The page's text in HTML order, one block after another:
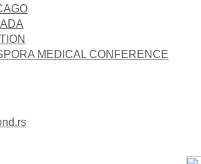
MEDICAL CONFERENCE